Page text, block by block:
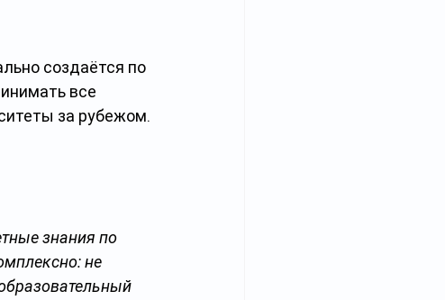
создаётся по
все
за рубежом.
знания по
не